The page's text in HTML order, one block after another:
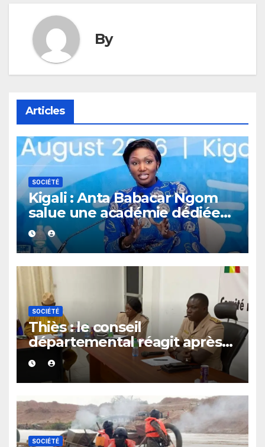
By
Articles
SOCIÉTÉ
Kigali : Anta Babacar Ngom
salue une académie dédiée
au leadership politique des
femmes africaines
SOCIÉTÉ
Thiès : le conseil
départemental réagit après
le rappel à l’ordre du
gouverneur
SOCIÉTÉ